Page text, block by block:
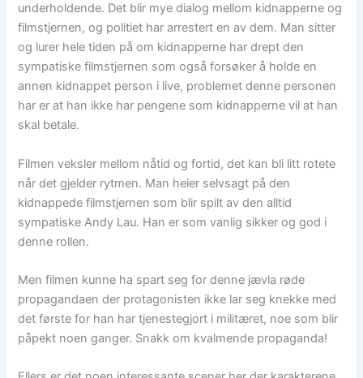
underholdende. Det blir mye dialog mellom kidnapperne og
filmstjernen, og politiet har arrestert en av dem. Man sitter
og lurer hele tiden på om kidnapperne har drept den
sympatiske filmstjernen som også forsøker å holde en
annen kidnappet person i live, problemet denne personen
har er at han ikke har pengene som kidnapperne vil at han
skal betale.
Filmen veksler mellom nåtid og fortid, det kan bli litt rotete
når det gjelder rytmen. Man heier selvsagt på den
kidnappede filmstjernen som blir spilt av den alltid
sympatiske Andy Lau. Han er som vanlig sikker og god i
denne rollen.
Men filmen kunne ha spart seg for denne jævla røde
propagandaen der protagonisten ikke lar seg knekke med
det første for han har tjenestegjort i militæret, noe som blir
påpekt noen ganger. Snakk om kvalmende propaganda!